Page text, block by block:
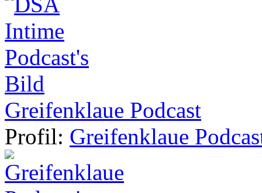
Greifenklaue Podcast
Profil: Greifenklaue